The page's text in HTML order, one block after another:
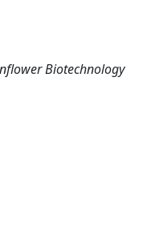
Biotechnology